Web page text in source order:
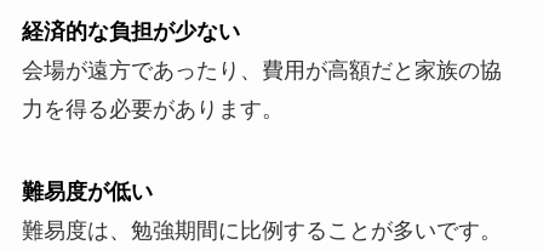
経済的な負担が少ない
会場が遠方であったり、費用が高額だと家族の協
力を得る必要があります。
難易度が低い
難易度は、勉強期間に比例することが多いです。